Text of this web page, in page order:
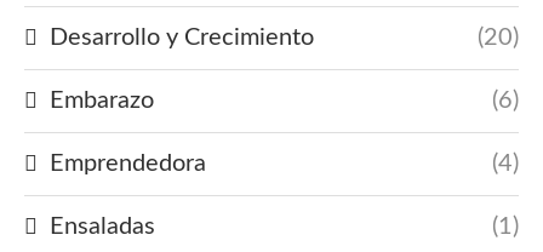
Desarrollo y Crecimiento (20)
Embarazo (6)
Emprendedora (4)
Ensaladas (1)